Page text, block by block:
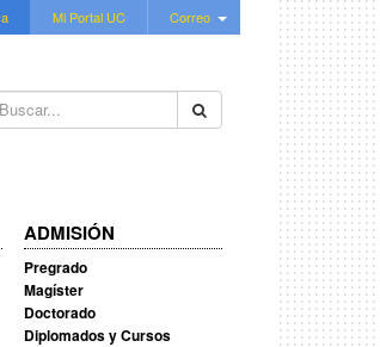
Mi Portal UC Correo
ADMISIÓN
Pregrado
Magíster
Doctorado
Diplomados y Cursos